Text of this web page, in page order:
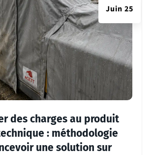
des charges au produit
: méthodologie
une solution sur
Juin 25